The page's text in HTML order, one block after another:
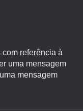
referência à
uma mensagem
mensagem